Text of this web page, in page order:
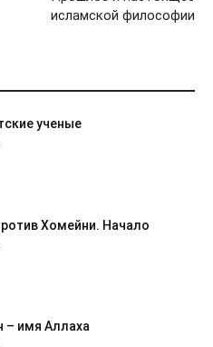
исламской философии
ученые
Хомейни. Начало
– имя Аллаха